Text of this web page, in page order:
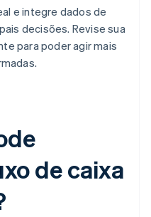
e integre dados de
decisões. Revise sua
para poder agir mais
de caixa